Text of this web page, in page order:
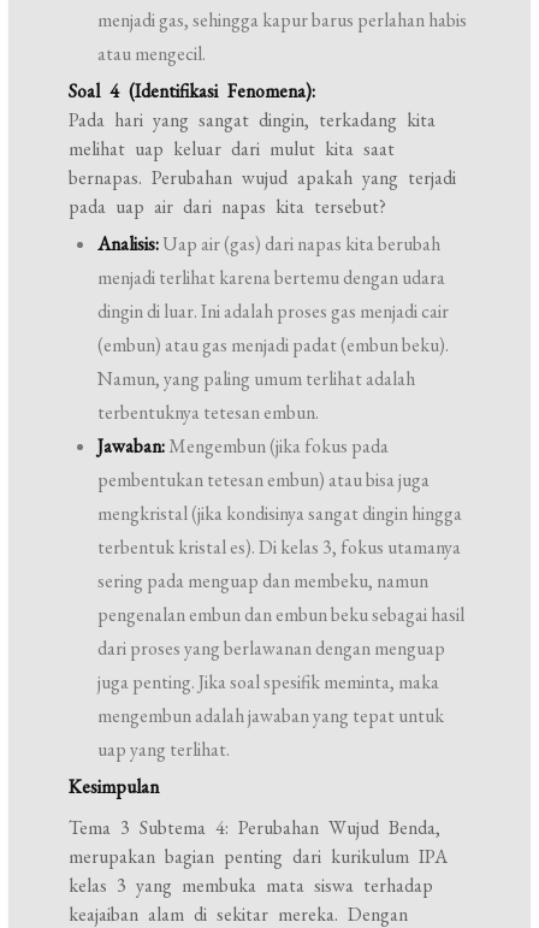
menjadi gas, sehingga kapur barus perlahan habis
atau mengecil.
Soal 4 (Identifikasi Fenomena):
Pada hari yang sangat dingin, terkadang kita
melihat uap keluar dari mulut kita saat
bernapas. Perubahan wujud apakah yang terjadi
pada uap air dari napas kita tersebut?
Analisis:Uap air (gas) dari napas kita berubah
menjadi terlihat karena bertemu dengan udara
dingin di luar. Ini adalah proses gas menjadi cair
(embun) atau gas menjadi padat (embun beku).
Namun, yang paling umum terlihat adalah
terbentuknya tetesan embun.
Jawaban:Mengembun (jika fokus pada
pembentukan tetesan embun) atau bisa juga
mengkristal (jika kondisinya sangat dingin hingga
terbentuk kristal es). Di kelas 3, fokus utamanya
sering pada menguap dan membeku, namun
pengenalan embun dan embun beku sebagai hasil
dari proses yang berlawanan dengan menguap
juga penting. Jika soal spesifik meminta, maka
mengembun adalah jawaban yang tepat untuk
uap yang terlihat.
Kesimpulan
Tema 3 Subtema 4: Perubahan Wujud Benda,
merupakan bagian penting dari kurikulum IPA
kelas 3 yang membuka mata siswa terhadap
keajaiban alam di sekitar mereka. Dengan